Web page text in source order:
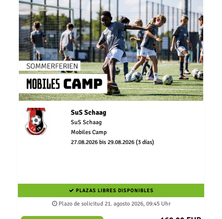
SuS Schaag
SuS Schaag
Mobiles Camp
27.08.2026 bis 29.08.2026 (3 días)
PLAZAS LIBRES DISPONIBLES
Plazo de solicitud 21. agosto 2026, 09:45 Uhr